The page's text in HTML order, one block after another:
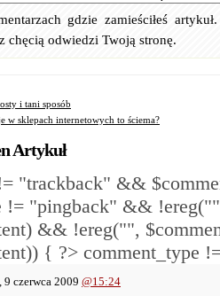
gdzie zamieściłeś
chęcią odwiedzi Twoją stronę.
i tani sposób
w sklepach internetowych to ściema?
Artykuł
"trackback" &&
!= "pingback" && !ereg("
&& !ereg("",
{ ?>
9 czerwca 2009 @15:24
comment_type